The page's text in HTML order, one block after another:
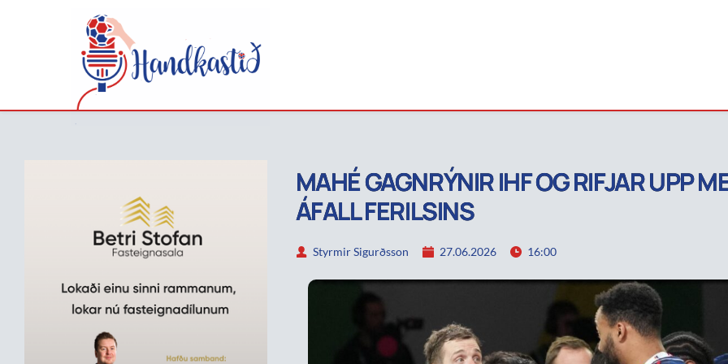
MAHÉ GAGNRÝNIR IHF OG RIFJAR UPP
ÁFALL FERILSINS
Styrmir Sigurðsson 27.06.2026 16:00